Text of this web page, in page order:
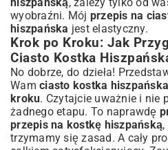
wyobraźni. Mój przepis na
hiszpańska jest elastyczny.
Krok po Kroku: Jak
Ciasto Kostka
No dobrze, do dzieła!
Wam ciasto kostka
kroku. Czytajcie uważnie i nie
żadnego etapu. To naprawdę
przepis na kostkę hiszpańską
trzymamy się zasad. A cały